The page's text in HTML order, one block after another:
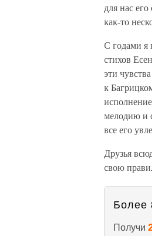
для нас
как-то
С годами я
стихов
эти
к
мелодию и
все его
Друзья
свою
Более
Получи